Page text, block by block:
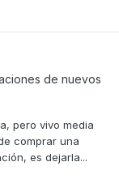
de nuevos
pero vivo media
comprar una
es dejarla...